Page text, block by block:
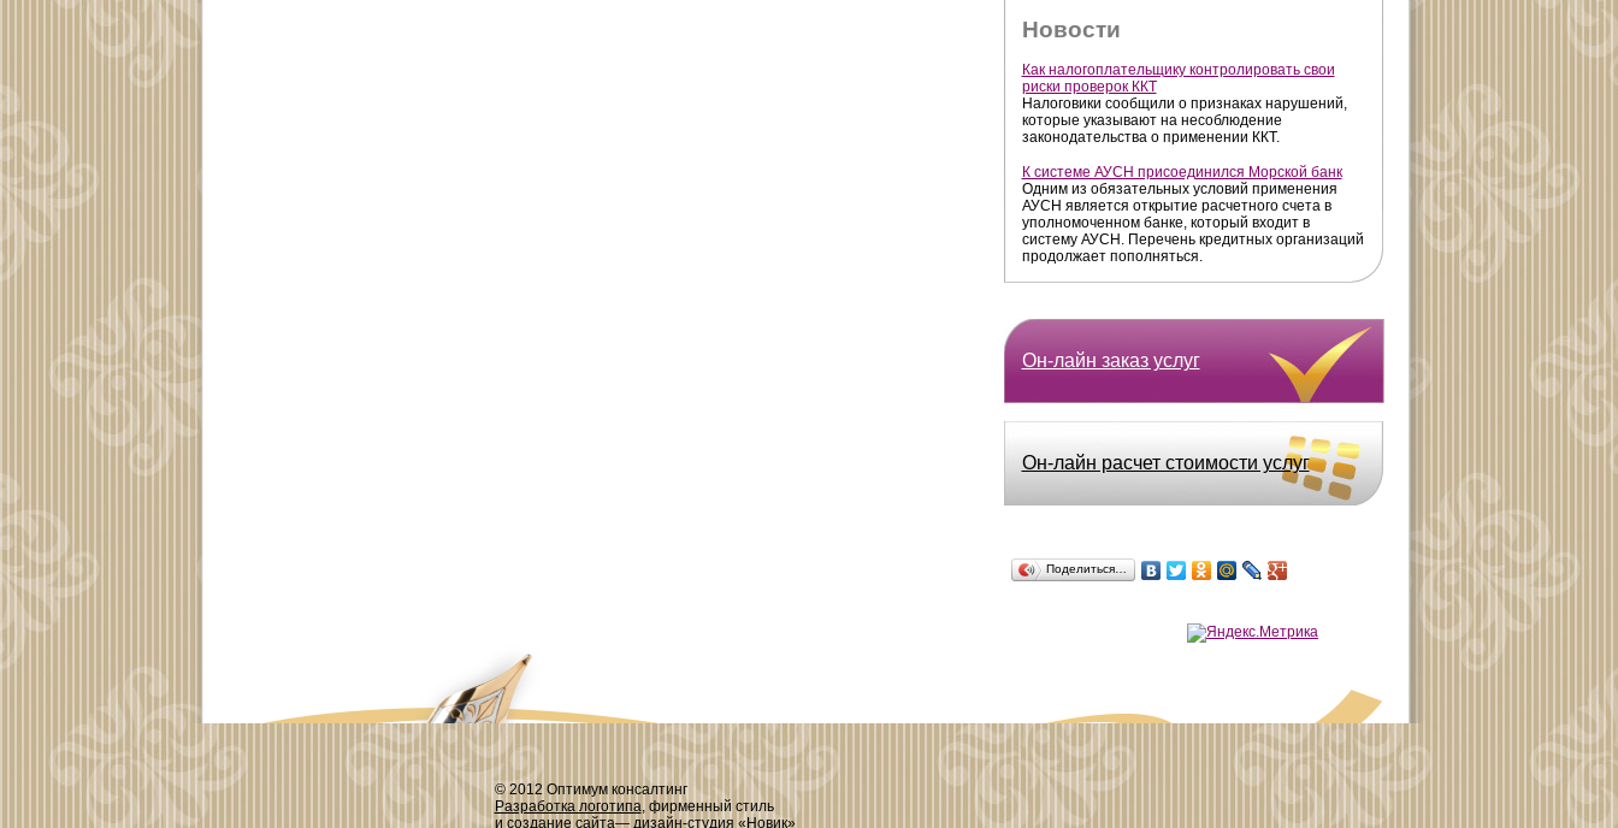
Новости
Как налогоплательщику контролировать свои
риски проверок ККТ
Налоговики сообщили о признаках нарушений,
которые указывают на несоблюдение
законодательства о применении ККТ.
К системе АУСН присоединился Морской банк
Одним из обязательных условий применения
АУСН является открытие расчетного счета в
уполномоченном банке, который входит в
систему АУСН. Перечень кредитных организаций
продолжает пополняться.
Он-лайн заказ услуг
Он-лайн расчет стоимости услуг
Поделиться…
© 2012 Оптимум консалтинг
Разработка логотипа , фирменный стиль
и создание сайта— дизайн-студия «Новик»